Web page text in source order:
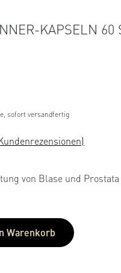
KAPSELN 60
sofort versandfertig
von Blase und Prostata
Warenkorb